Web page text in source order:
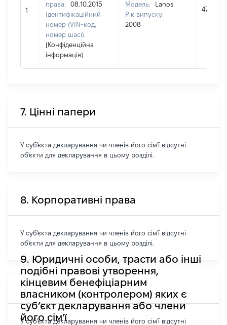
1
права:
08.10.2015
Ідентифікаційний
номер (VIN-код,
номер шасі):
[Конфіденційна
інформація]
Модель:
Lanos
Рік випуску:
2008
47083
7. Цінні папери
У суб'єкта декларування чи членів його сім'ї відсутні
об'єкти для декларування в цьому розділі.
8. Корпоративні права
У суб'єкта декларування чи членів його сім'ї відсутні
об'єкти для декларування в цьому розділі.
9. Юридичні особи, трасти або інші
подібні правові утворення,
кінцевим бенефіціарним
власником (контролером) яких є
суб’єкт декларування або члени
його сім'ї
У суб'єкта декларування чи членів його сім'ї відсутні